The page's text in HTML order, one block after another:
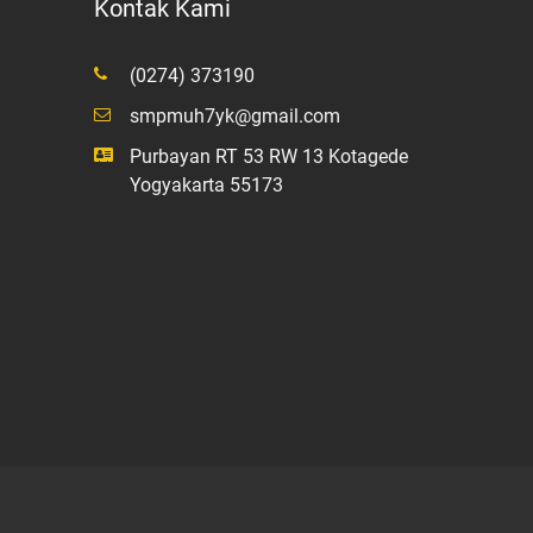
Kontak Kami
(0274) 373190
smpmuh7yk@gmail.com
Purbayan RT 53 RW 13 Kotagede
Yogyakarta 55173